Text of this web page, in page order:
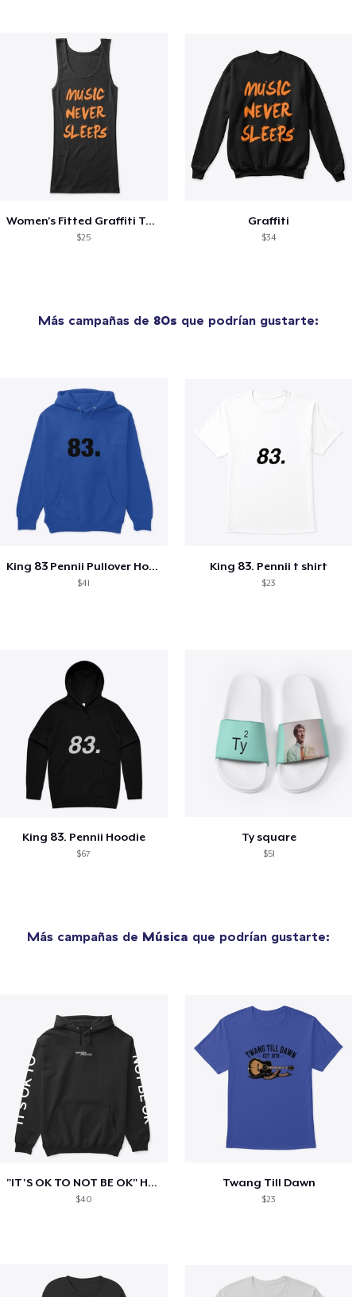
Women's Fitted Graffiti Tank
$25
Graffiti
$34
Más campañas de 80s que podrían gustarte:
King 83 Pennii Pullover Hoodie
$41
King 83. Pennii t shirt
$23
King 83. Pennii Hoodie
$67
Ty square
$51
Más campañas de Música que podrían gustarte:
"IT'S OK TO NOT BE OK" Hoodie (BP LOGO)
$40
Twang Till Dawn
$23